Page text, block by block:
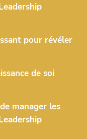
pour révéler
de soi
manager les